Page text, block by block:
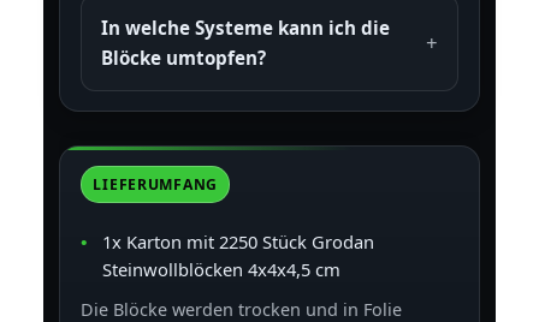
In welche Systeme kann ich die
Blöcke umtopfen?
LIEFERUMFANG
1x Karton mit 2250 Stück Grodan
Steinwollblöcken 4x4x4,5 cm
Die Blöcke werden trocken und in Folie